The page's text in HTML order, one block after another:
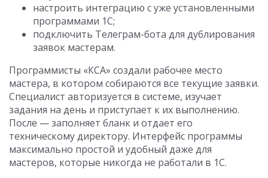
настроить интеграцию с уже установленными
программами 1С;
подключить Телеграм-бота для дублирования
заявок мастерам.
Программисты «КСА» создали рабочее место
мастера, в котором собираются все текущие заявки.
Специалист авторизуется в системе, изучает
задания на день и приступает к их выполнению.
После — заполняет бланк и отдает его
техническому директору. Интерфейс программы
максимально простой и удобный даже для
мастеров, которые никогда не работали в 1С.